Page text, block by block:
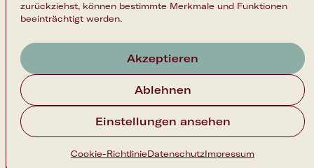
zurückziehst, können bestimmte Merkmale und Funktionen
beeinträchtigt werden.
Akzeptieren
Ablehnen
Einstellungen ansehen
Cookie-RichtlinieDatenschutzImpressum
Folge uns Instagram LinkedIn
Copyright 2026 © IPAI Foundation
Nach oben